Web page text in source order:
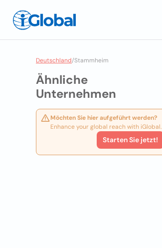
Deutschland/Stammheim
Ähnliche
Unternehmen
Möchten Sie hier aufgeführt werden?
Enhance your global reach with iGlobal.
Starten Sie jetzt!